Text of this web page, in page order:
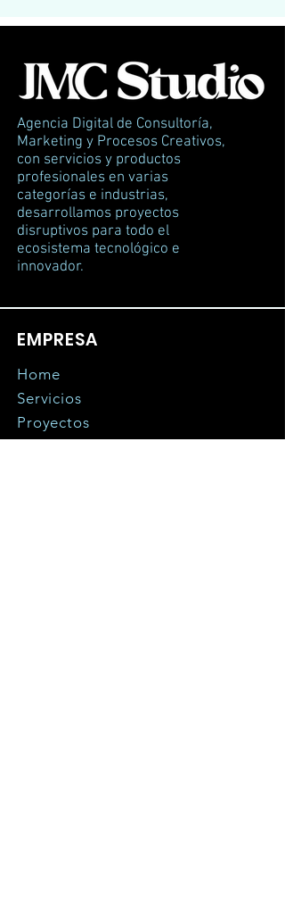
Agencia Digital de Consultoría,
Marketing y Procesos Creativos,
con servicios y productos
profesionales en varias
categorías e industrias,
desarrollamos proyectos
disruptivos para todo el
ecosistema tecnológico e
innovador.
EMPRESA
Home
Servicios
Proyectos